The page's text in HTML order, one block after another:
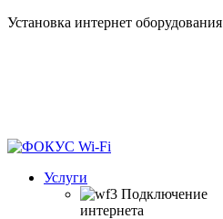
Установка интернет оборудования
Услуги
Подключение
интернета